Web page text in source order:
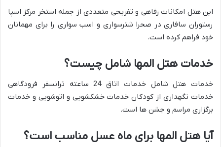
این هتل امکانات رفاهی و تفریحی متعددی از جمله استخر مرکز اسپا
رستوران سافاری در صحرا شترسواری و اسب سواری را برای مهمانان
خود فراهم کرده است.
خدمات هتل المها شامل چیست؟
خدمات هتل شامل خدمات اتاق 24 ساعته ترانسفر فرودگاهی
خدمات نگهداری از کودکان خدمات خشکشویی و اتوشویی و خدمات
برگزاری مراسم و جشن ها است.
آیا هتل المها برای ماه عسل مناسب است؟